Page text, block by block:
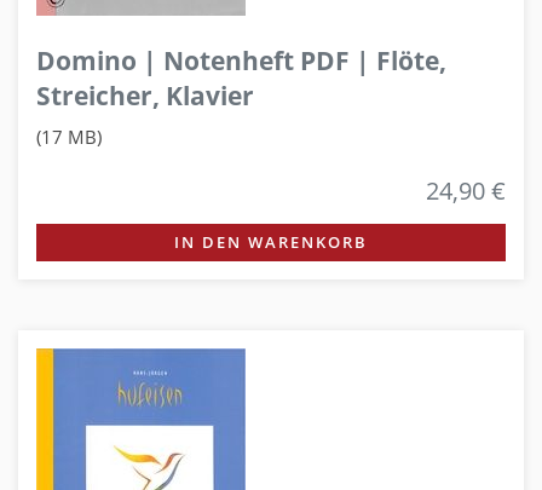
Domino | Notenheft PDF | Flöte,
Streicher, Klavier
(17 MB)
24,90 €
IN DEN WARENKORB